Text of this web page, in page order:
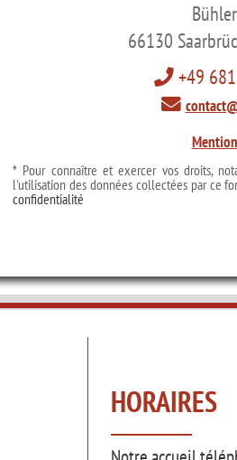
66130
+49
* Pour connaître et exercer vos droits,
l'utilisation des données collectées par ce
confidentialité
HORAIRES